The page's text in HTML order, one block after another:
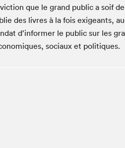
que le grand public a soif
des livres à la fois exigeants,
d’informer le public sur les
sociaux et politiques.